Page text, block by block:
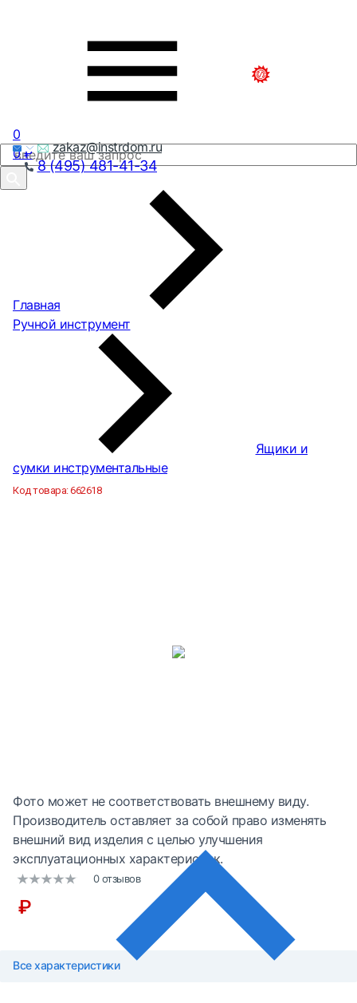
zakaz@instrdom.ru
8 (495) 481-41-34
0
0₽
Главная
Ручной инструмент
Ящики и
сумки инструментальные
Код товара:662618
Фото может не соответствовать внешнему виду.
Производитель оставляет за собой право изменять
внешний вид изделия с целью улучшения
эксплуатационных характеристик.
0 отзывов
₽
Все характеристики